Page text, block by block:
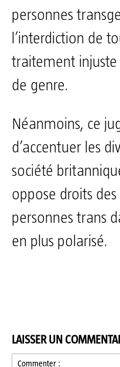
personnes
l’interdiction de
traitement injuste
de genre.
Néanmoins, ce
d’accentuer les
société
oppose droits
personnes trans
en plus polarisé.
LAISSER UN